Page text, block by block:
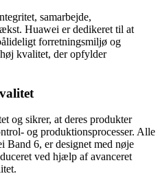
samarbejde,
Huawei er dedikeret til at
forretningsmiljø og
kvalitet, der opfylder
og sikrer, at deres produkter
og produktionsprocesser. Alle
Band 6, er designet med nøje
ved hjælp af avanceret